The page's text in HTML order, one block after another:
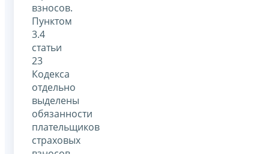
взносов.
Пунктом
3.4
статьи
23
Кодекса
отдельно
выделены
обязанности
плательщиков
страховых